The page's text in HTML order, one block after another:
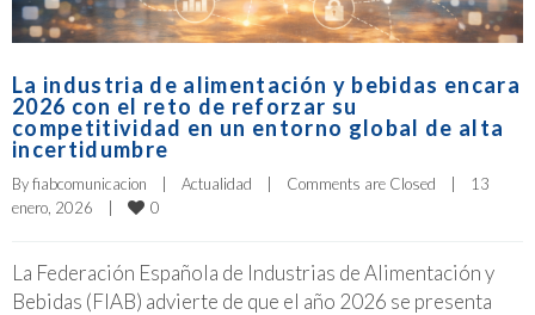
La industria de alimentación y bebidas encara
2026 con el reto de reforzar su
competitividad en un entorno global de alta
incertidumbre
By fiabcomunicacion | Actualidad | Comments are Closed |
13
enero, 2026
| 0
La Federación Española de Industrias de Alimentación y
Bebidas (FIAB) advierte de que el año 2026 se presenta